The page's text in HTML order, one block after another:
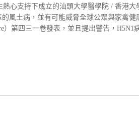
心支持下成立的汕頭大學醫學院 / 香港大
風土病，並有可能威脅全球公眾與家禽
）第四三一卷發表，並且提出警告，H5N1